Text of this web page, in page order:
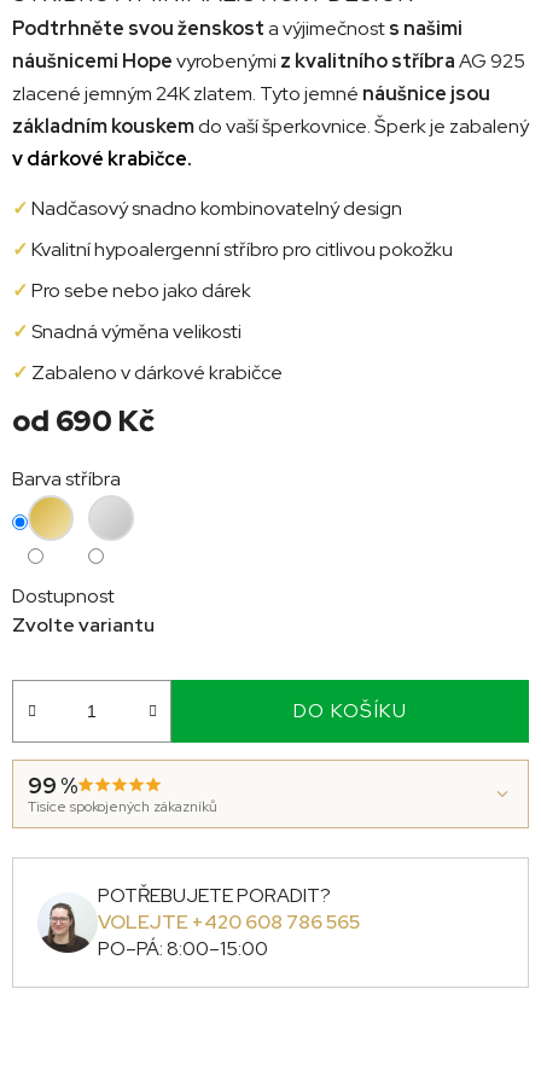
Podtrhněte svou ženskosta výjimečnosts našimi
náušnicemi Hopevyrobenými z kvalitního stříbraAG 925
zlacené jemným 24K zlatem. Tyto jemné náušnice jsou
základním kouskemdo vaší šperkovnice. Šperk je zabalený
v dárkové krabičce.
✓Nadčasový snadno kombinovatelný design
✓Kvalitní hypoalergenní stříbro pro citlivou pokožku
✓Pro sebe nebo jako dárek
✓Snadná výměna velikosti
✓ Zabaleno v dárkové krabičce
od 690 Kč
cena:
Barva stříbra
Dostupnost
Zvolte variantu
DO KOŠÍKU
99 %
Tisíce spokojených zákazníků
POTŘEBUJETE PORADIT?
VOLEJTE +420 608 786 565
PO–PÁ: 8:00–15:00